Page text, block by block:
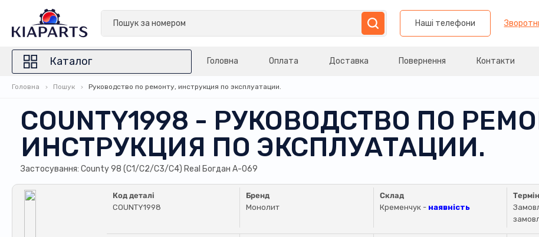
Наші телефони
Каталог Головна Оплата Доставка Повернення Контакти
Головна Пошук Руководство по ремонту, инструкция по эксплуатации.
COUNTY1998 - РУКОВОДСТВО ПО
ИНСТРУКЦИЯ ПО ЭКСПЛУАТАЦИИ.
Застосування: County 98 (С1/С2/С3/С4) Real Богдан А-069
Код деталі
COUNTY1998
Бренд
Монолит
Склад
Кременчук - наявність